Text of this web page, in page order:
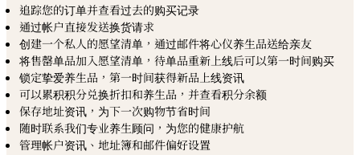
追踪您的订单并查看过去的购买记录
通过帐户直接发送换货请求
创建一个私人的愿望清单，通过邮件将心仪养生品送给亲友
将售罄单品加入愿望清单，待单品重新上线后可以第一时间购买
锁定挚爱养生品，第一时间获得新品上线资讯
可以累积积分兑换折扣和养生品，并查看积分余额
保存地址资讯，为下一次购物节省时间
随时联系我们专业养生顾问，为您的健康护航
管理帐户资讯、地址簿和邮件偏好设置